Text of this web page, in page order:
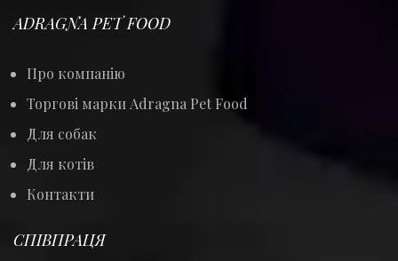
ADRAGNA PET FOOD
Про компанію
Торгові марки Adragna Pet Food
Для собак
Для котів
Контакти
СПІВПРАЦЯ